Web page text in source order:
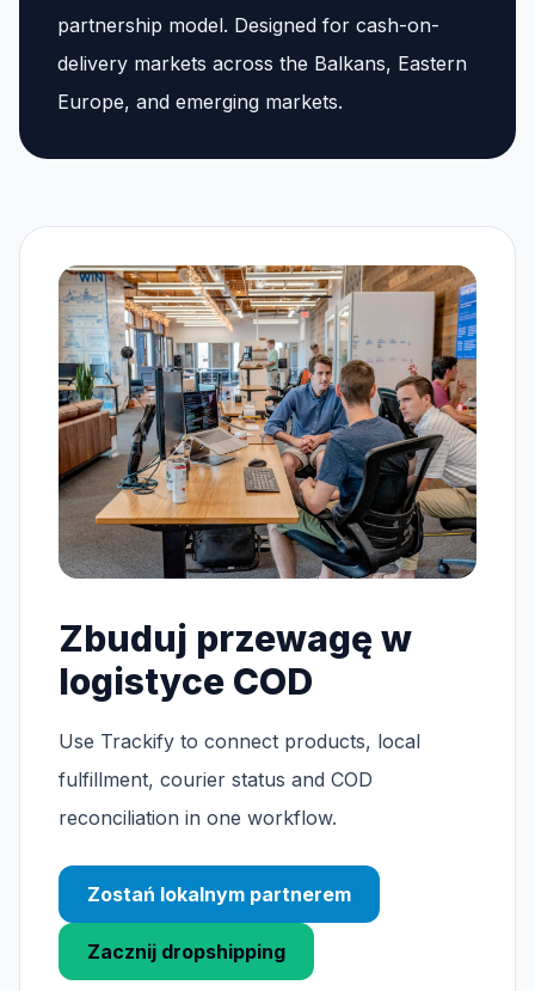
partnership model. Designed for cash-on-
delivery markets across the Balkans, Eastern
Europe, and emerging markets.
Zbuduj przewagę w
logistyce COD
Use Trackify to connect products, local
fulfillment, courier status and COD
reconciliation in one workflow.
Zostań lokalnym partnerem
Zacznij dropshipping